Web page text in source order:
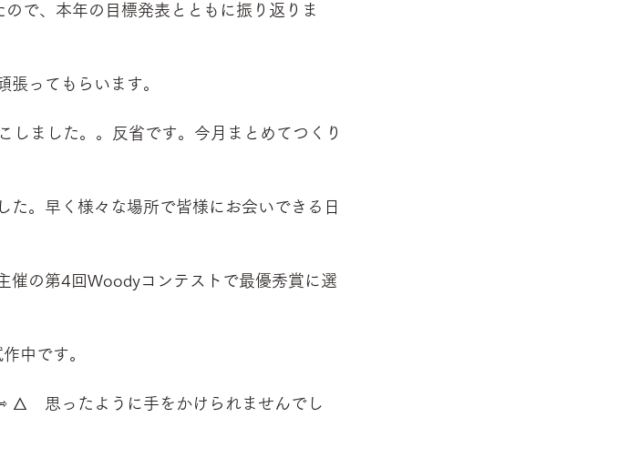
で、本年の目標発表とともに振り返りま
ってもらいます。
ました。。反省です。今月まとめてつくり
た。早く様々な場所で皆様にお会いできる日
催の第4回Woodyコンテストで最優秀賞に選
。
△　思ったように手をかけられませんでし